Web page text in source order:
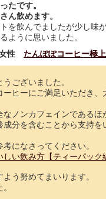
たです。
ん飲めます。
を飲んでましたが少し味
ように思いました。
性 たんぽぽコーヒー極
ございました。
ヒーにご満足いただき、
なノンカフェインであるほ
分を含むことから支持を
になさってください。
い飲み方【ティーパック
う努めてまいります。